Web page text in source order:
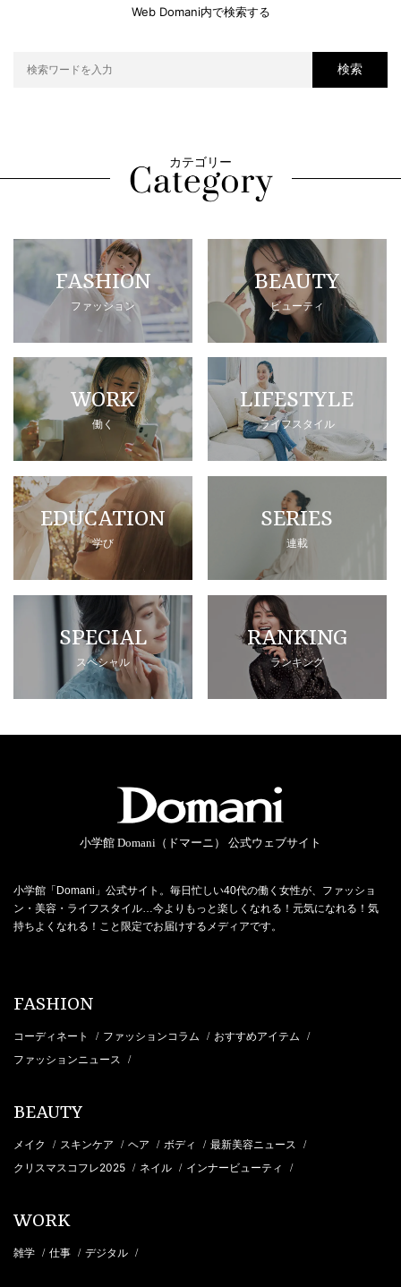
Web Domani内で検索する
検索
カテゴリー
FASHION
ファッション
BEAUTY
ビューティ
WORK
働く
LIFESTYLE
ライフスタイル
EDUCATION
学び
SERIES
連載
SPECIAL
スペシャル
RANKING
ランキング
小学館 Domani（ドマーニ） 公式ウェブサイト
小学館「Domani」公式サイト。毎日忙しい40代の働く女性が、ファッショ
ン・美容・ライフスタイル…今よりもっと楽しくなれる！元気になれる！気
持ちよくなれる！こと限定でお届けするメディアです。
FASHION
コーディネート / ファッションコラム / おすすめアイテム /
ファッションニュース /
BEAUTY
メイク / スキンケア / ヘア / ボディ / 最新美容ニュース /
クリスマスコフレ2025 / ネイル / インナービューティ /
WORK
雑学 / 仕事 / デジタル /